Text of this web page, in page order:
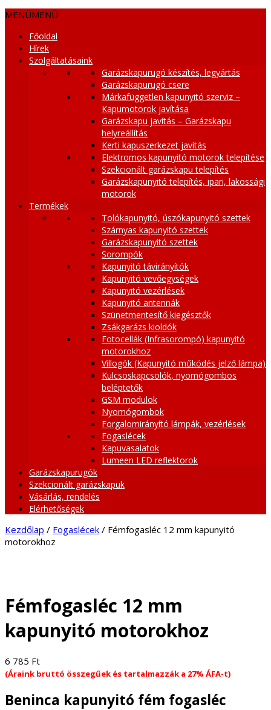
MENÜMENÜ
Főoldal
Hírek
Szolgáltatásaink
Garázskapurugó készítés, legyártás
Garázskapurugó csere
Márkafüggetlen kapunyitó szerviz –
Kapumotorok javítása
Garázskapu javítás – Garázskapu
helyreállítás
Kerti kapuszerkezet javítás
Elektromos kapunyitó motorok telepítése
Szekcionált garázskapu telepítés
Garázskapunyitó telepítés, ipari, lakossági
motorok
Termékek
Tolókapunyitó, úszókapunyitó szettek
Szárnyas kapunyitó szettek
Garázskapunyitó szettek
Sorompók
Kapunyitó távirányítók
Kapunyitó vevőegységek
Kapunyitó vezérlések
Kapunyitó antennák
Szünetmentesítő kiegésztők
Zsákgarázs kioldók
Fotocellák (Infrasorompó) kapunyitó
motorokhoz
Villogók (Kapunyitó működés jelző lámpa)
Kulcsoskapcsolók, nyomógombos
beléptetők
GSM modulok
Nyomógombok
Forgalomirányító lámpák, vezérlések
Fogaslécek
Kapuvasalatok
Lumeen LED reflektorok
Garázskapurugók
Szekcionált garázskapuk
Vásárlás, rendelés
Elérhetőségek
Kezdőlap / Fogaslécek / Fémfogasléc 12 mm kapunyitó
motorokhoz
Fémfogasléc 12 mm
kapunyitó motorokhoz
6 785 Ft
(Áraink bruttó összegűek és tartalmazzák a 27% ÁFA-t)
Beninca kapunyitó fém fogasléc